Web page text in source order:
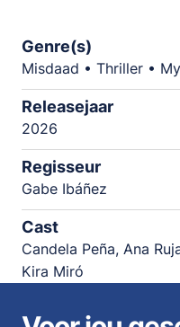
Genre(s)
Misdaad • Thriller •
Releasejaar
2026
Regisseur
Gabe Ibáñez
Cast
Candela Peña, Ana
Kira Miró